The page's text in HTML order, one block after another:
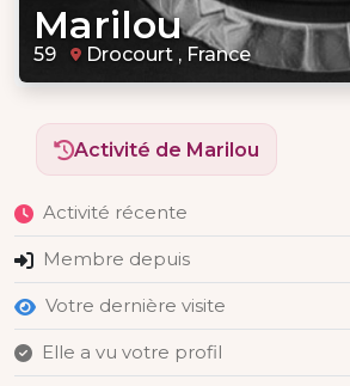
Marilou
59 Drocourt , France
Activité de Marilou
Activité récente
Membre depuis
Votre dernière visite
Elle a vu votre profil